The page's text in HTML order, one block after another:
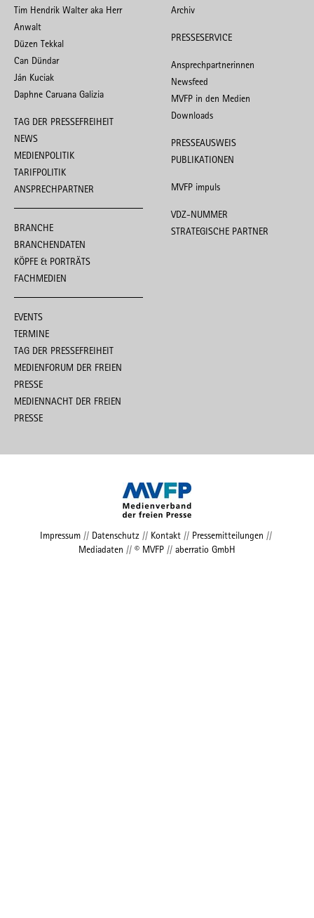
Tim Hendrik Walter aka Herr
Anwalt
Düzen Tekkal
Can Dündar
Ján Kuciak
Daphne Caruana Galizia
TAG DER PRESSEFREIHEIT
NEWS
MEDIENPOLITIK
TARIFPOLITIK
ANSPRECHPARTNER
BRANCHE
BRANCHENDATEN
KÖPFE & PORTRÄTS
FACHMEDIEN
EVENTS
TERMINE
TAG DER PRESSEFREIHEIT
MEDIENFORUM DER FREIEN
PRESSE
MEDIENNACHT DER FREIEN
PRESSE
Archiv
PRESSESERVICE
Ansprechpartnerinnen
Newsfeed
MVFP in den Medien
Downloads
PRESSEAUSWEIS
PUBLIKATIONEN
MVFP impuls
VDZ-NUMMER
STRATEGISCHE PARTNER
Impressum// Datenschutz// Kontakt// Pressemitteilungen //
Mediadaten // © MVFP // aberratio GmbH